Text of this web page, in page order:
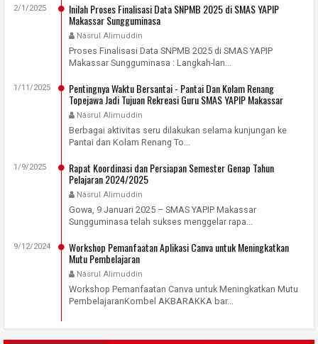
Inilah Proses Finalisasi Data SNPMB 2025 di SMAS YAPIP
Makassar Sungguminasa
Nasrul Alimuddin
2/1/2025
Proses Finalisasi Data SNPMB 2025 di SMAS YAPIP
Makassar Sungguminasa : Langkah-lan...
Pentingnya Waktu Bersantai - Pantai Dan Kolam Renang
Topejawa Jadi Tujuan Rekreasi Guru SMAS YAPIP Makassar
Sungguminasa
Nasrul Alimuddin
1/11/2025
Berbagai aktivitas seru dilakukan selama kunjungan ke
Pantai dan Kolam Renang To...
Rapat Koordinasi dan Persiapan Semester Genap Tahun
Pelajaran 2024/2025
Nasrul Alimuddin
1/9/2025
Gowa, 9 Januari 2025 – SMAS YAPIP Makassar
Sungguminasa telah sukses menggelar rapa...
Workshop Pemanfaatan Aplikasi Canva untuk Meningkatkan
Mutu Pembelajaran
Nasrul Alimuddin
9/12/2024
Workshop Pemanfaatan Canva untuk Meningkatkan Mutu
PembelajaranKombel AKBARAKKA bar...